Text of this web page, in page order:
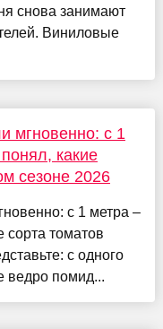
снова занимают
Виниловые
мгновенно: с 1
какие
сезоне 2026
с 1 метра –
сорта томатов
с одного
ведро помид...